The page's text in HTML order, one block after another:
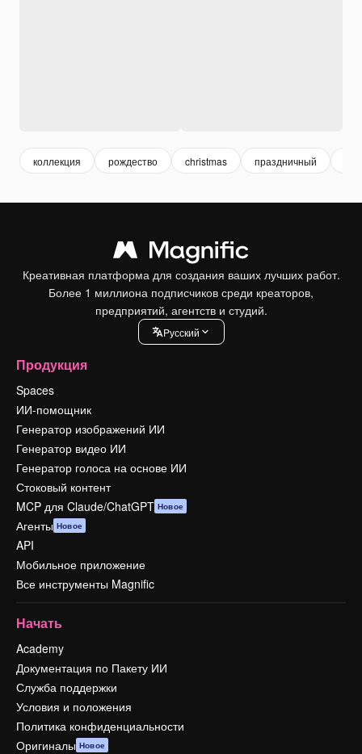
коллекция рождество christmas праздничный
Креативная платформа для создания ваших лучших работ.
Более 1 миллиона подписчиков среди креаторов,
предприятий, агентств и студий.
Pусский
Продукция
Spaces
ИИ-помощник
Генератор изображений ИИ
Генератор видео ИИ
Генератор голоса на основе ИИ
Стоковый контент
MCP для Claude/ChatGPT Новое
Агенты Новое
API
Мобильное приложение
Все инструменты Magnific
Начать
Academy
Документация по Пакету ИИ
Служба поддержки
Условия и положения
Политика конфиденциальности
Оригиналы Новое